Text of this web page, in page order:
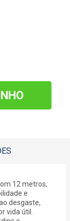
12 metros,
e
desgaste,
vida útil.